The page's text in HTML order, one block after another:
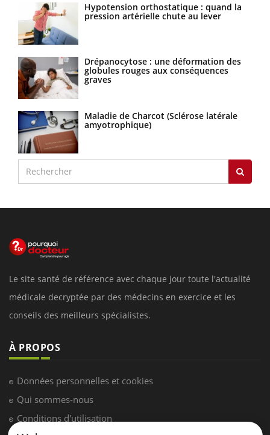
Hypotension orthostatique : quand la
pression artérielle chute au lever
Drépanocytose : une déformation des
globules rouges aux conséquences
graves
Maladie de Charcot (Sclérose latérale
amyotrophique)
Le site santé de référence avec chaque jour toute l'actualité
médicale decryptée par des médecins en exercice et les
conseils des meilleurs spécialistes.
À PROPOS
Données personnelles et cookies
Qui sommes-nous
Conditions d'utilisation